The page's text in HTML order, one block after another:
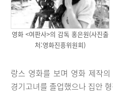
영화 <여판사>의 감독 홍은원(사진출
처:영화진흥위원회)
랑스 영화를 보며 영화 제작
경기고녀를 졸업했으나 집안